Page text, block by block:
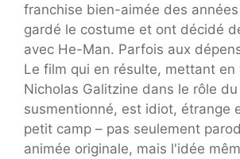
franchise bien-aimée des
gardé le costume et ont décidé
avec He-Man. Parfois aux
Le film qui en résulte, mettant en
Nicholas Galitzine dans le rôle
susmentionné, est idiot, étrange
petit camp – pas seulement
animée originale, mais l'idée